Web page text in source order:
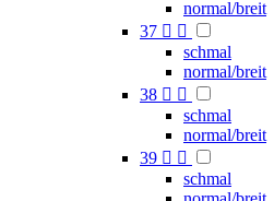
normal/breit
37  
schmal
normal/breit
38  
schmal
normal/breit
39  
schmal